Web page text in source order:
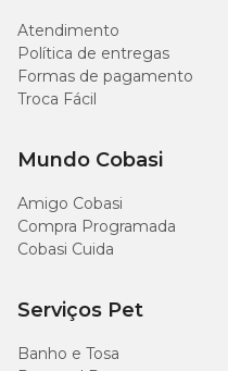
Atendimento
Política de entregas
Formas de pagamento
Troca Fácil
Mundo Cobasi
Amigo Cobasi
Compra Programada
Cobasi Cuida
Serviços Pet
Banho e Tosa